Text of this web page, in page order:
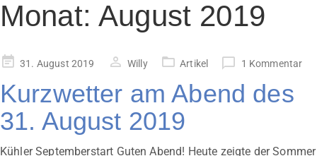
Monat:August 2019
Veröffentlicht
31. August 2019 Willy Artikel 1 Kommentar
Kurzwetter am Abend des
31. August 2019
Kühler Septemberstart Guten Abend! Heute zeigte der Sommer